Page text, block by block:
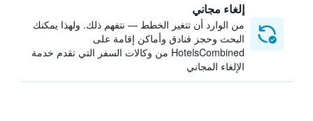
إلغاء مجاني
من الوارد أن تتغير الخطط — نتفهم ذلك. ولهذا يمكنك
البحث وحجز فنادق وأماكن إقامة على
HotelsCombined من وكالات السفر التي تقدم خدمة
الإلغاء المجاني